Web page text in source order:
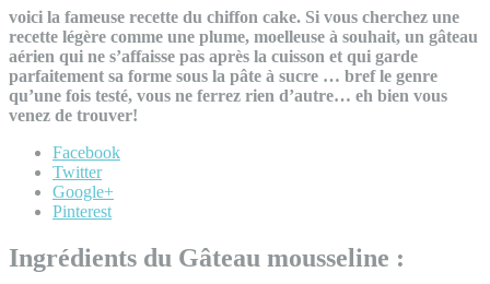
voici la fameuse recette du chiffon cake. Si vous cherchez une
recette légère comme une plume, moelleuse à souhait, un gâteau
aérien qui ne s’affaisse pas après la cuisson et qui garde
parfaitement sa forme sous la pâte à sucre … bref le genre
qu’une fois testé, vous ne ferrez rien d’autre… eh bien vous
venez de trouver!
Facebook
Twitter
Google+
Pinterest
Ingrédients du Gâteau mousseline :